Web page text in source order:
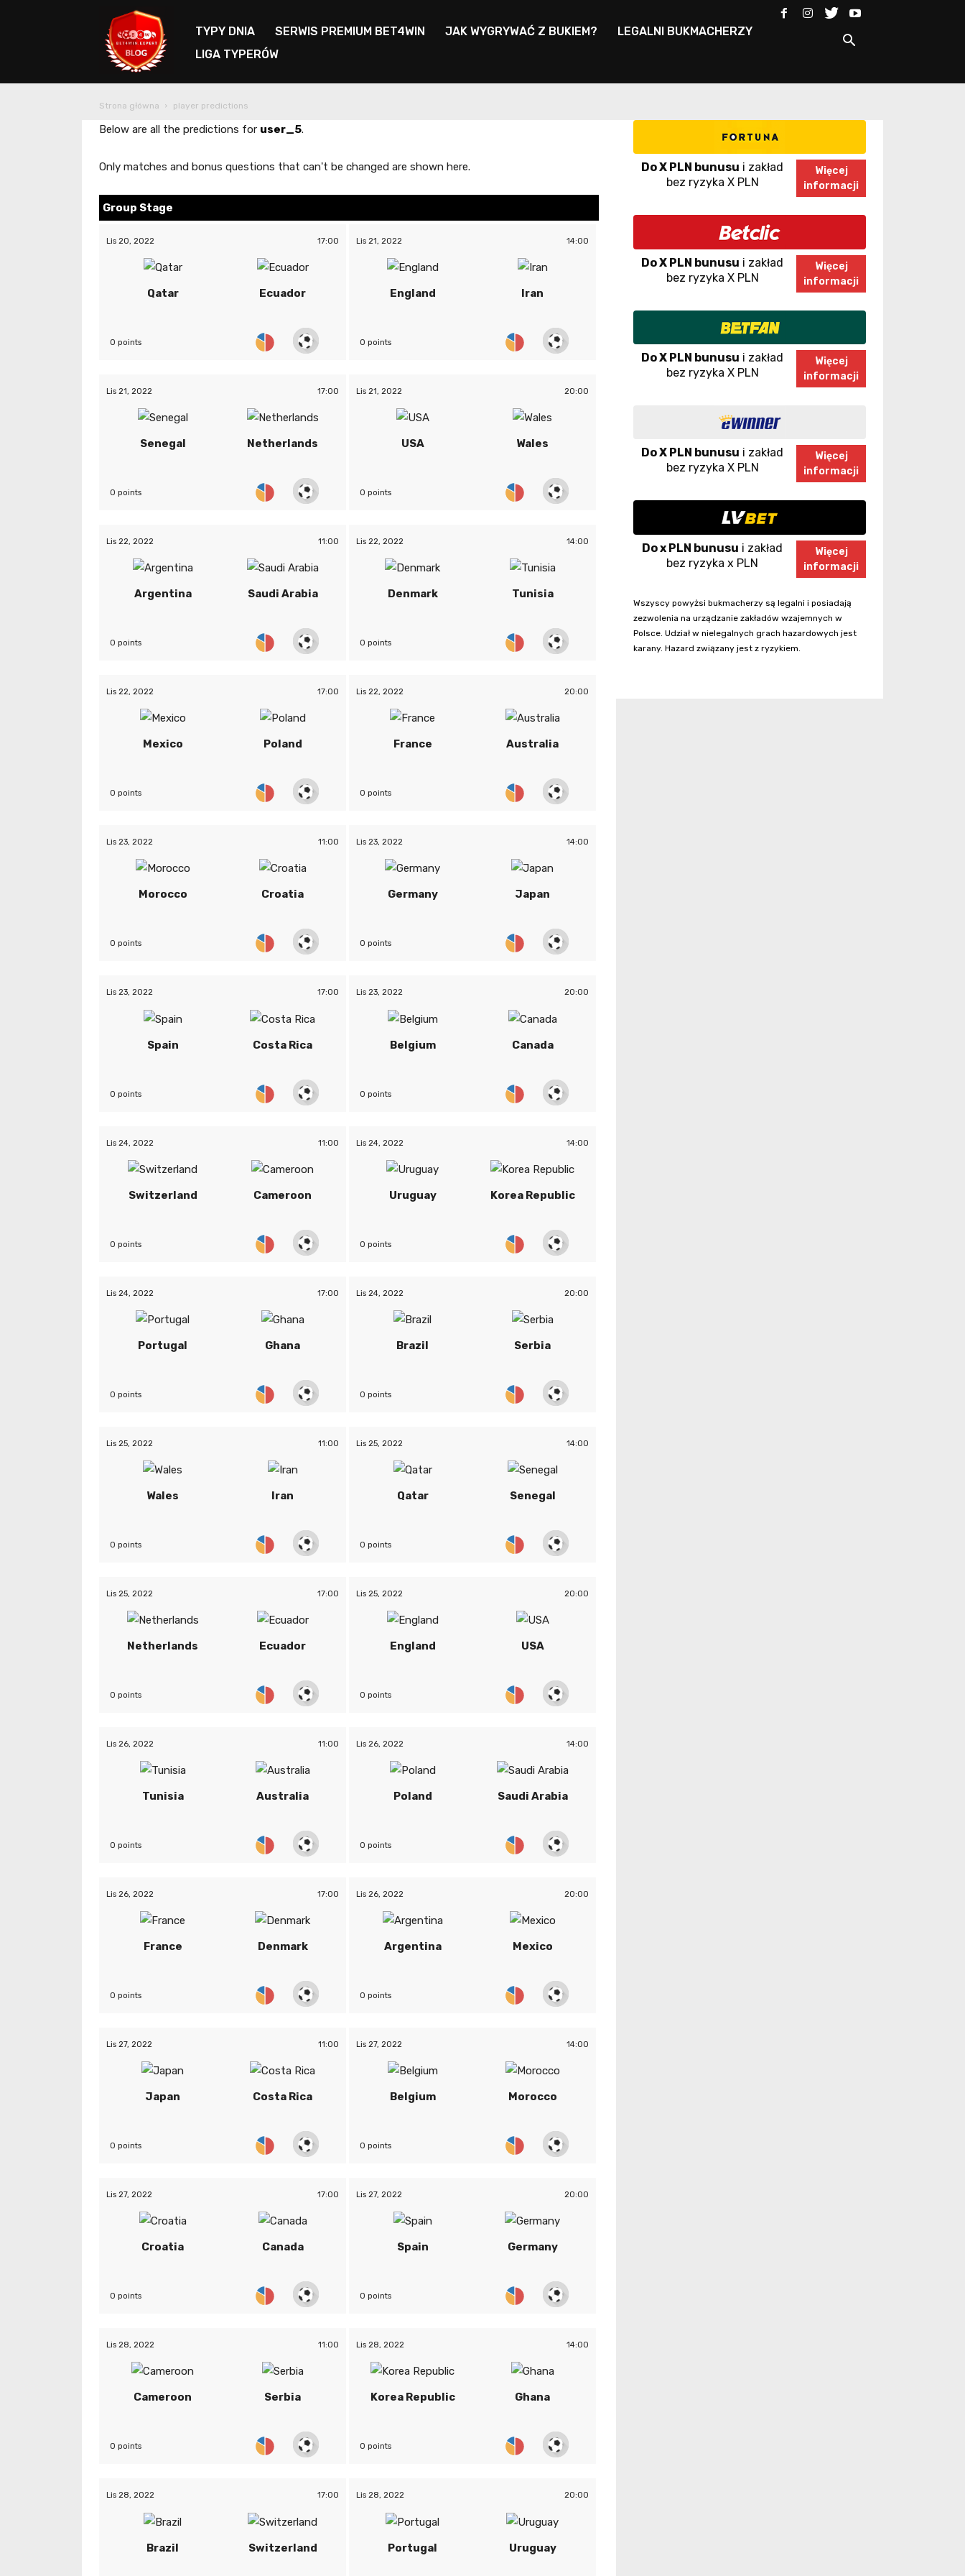
Blog
Bet4Win.expert
TYPY DNIA SERWIS PREMIUM BET4WIN JAK WYGRYWAĆ Z BUKIEM?
LEGALNI BUKMACHERZY
LIGA TYPERÓW
Strona główna player predictions
Below are all the predictions for user_5.
Only matches and bonus questions that can't be changed are shown here.
Group Stage
Lis 20, 2022 17:00
Qatar Ecuador
0 points
Lis 21, 2022 14:00
England Iran
0 points
Lis 21, 2022 17:00
Senegal Netherlands
0 points
Lis 21, 2022 20:00
USA Wales
0 points
Lis 22, 2022 11:00
Argentina Saudi Arabia
0 points
Lis 22, 2022 14:00
Denmark Tunisia
0 points
Lis 22, 2022 17:00
Mexico Poland
0 points
Lis 22, 2022 20:00
France Australia
0 points
Lis 23, 2022 11:00
Morocco Croatia
0 points
Lis 23, 2022 14:00
Germany Japan
0 points
Lis 23, 2022 17:00
Spain Costa Rica
0 points
Lis 23, 2022 20:00
Belgium Canada
0 points
Lis 24, 2022 11:00
Switzerland Cameroon
0 points
Lis 24, 2022 14:00
Uruguay Korea Republic
0 points
Lis 24, 2022 17:00
Portugal Ghana
0 points
Lis 24, 2022 20:00
Brazil Serbia
0 points
Lis 25, 2022 11:00
Wales Iran
0 points
Lis 25, 2022 14:00
Qatar Senegal
0 points
Lis 25, 2022 17:00
Netherlands Ecuador
0 points
Lis 25, 2022 20:00
England USA
0 points
Lis 26, 2022 11:00
Tunisia Australia
0 points
Lis 26, 2022 14:00
Poland Saudi Arabia
0 points
Lis 26, 2022 17:00
France Denmark
0 points
Lis 26, 2022 20:00
Argentina Mexico
0 points
Lis 27, 2022 11:00
Japan Costa Rica
0 points
Lis 27, 2022 14:00
Belgium Morocco
0 points
Lis 27, 2022 17:00
Croatia Canada
0 points
Lis 27, 2022 20:00
Spain Germany
0 points
Lis 28, 2022 11:00
Cameroon Serbia
0 points
Lis 28, 2022 14:00
Korea Republic Ghana
0 points
Lis 28, 2022 17:00
Brazil Switzerland
Lis 28, 2022 20:00
Portugal Uruguay
Do X PLN bunusu i zakład
bez ryzyka X PLN
Więcej
informacji
Do X PLN bunusu i zakład
bez ryzyka X PLN
Więcej
informacji
Do X PLN bunusu i zakład
bez ryzyka X PLN
Więcej
informacji
Do X PLN bunusu i zakład
bez ryzyka X PLN
Więcej
informacji
Do x PLN bunusu i zakład
bez ryzyka x PLN
Więcej
informacji
Wszyscy powyżsi bukmacherzy są legalni i posiadają
zezwolenia na urządzanie zakładów wzajemnych w
Polsce. Udział w nielegalnych grach hazardowych jest
karany. Hazard związany jest z ryzykiem.